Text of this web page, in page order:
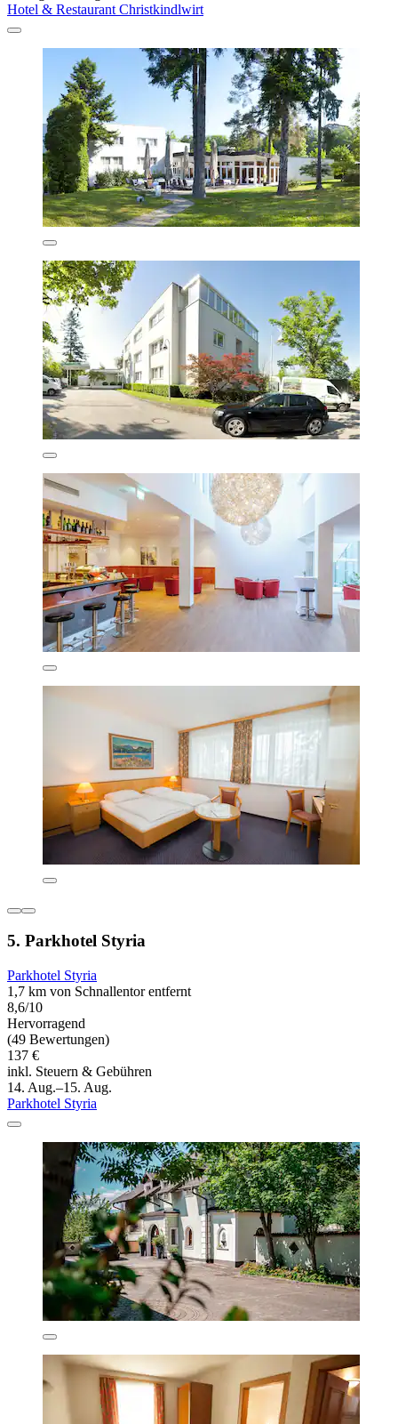
Hotel & Restaurant Christkindlwirt
5. Parkhotel Styria
Parkhotel Styria
1,7 km von Schnallentor entfernt
8,6/10
Hervorragend
(49 Bewertungen)
137 €
inkl. Steuern & Gebühren
14. Aug.–15. Aug.
Parkhotel Styria